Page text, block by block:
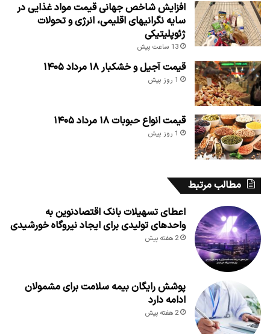
افزایش شاخص جهانی قیمت مواد غذایی در
سایه نگرانیهای اقلیمی، انرژی و تحولات
ژئوپلیتیکی
13 ساعت پیش
قیمت آجیل و خشکبار ۱۸ مرداد ۱۴۰۵
1 روز پیش
قیمت انواع حبوبات ۱۸ مرداد ۱۴۰۵
1 روز پیش
مطالب مرتبط
اعطای تسهیلات بانک اقتصادنوین به
واحدهای تولیدی برای ایجاد نیروگاه خورشیدی
2 هفته پیش
پوشش رایگان بیمه سلامت برای مشمولان
ادامه دارد
2 هفته پیش